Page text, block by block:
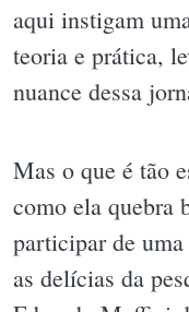
aqui instigam
teoria e prática,
nuance dessa
Mas o que é tão
como ela quebra
participar de uma
as delícias da